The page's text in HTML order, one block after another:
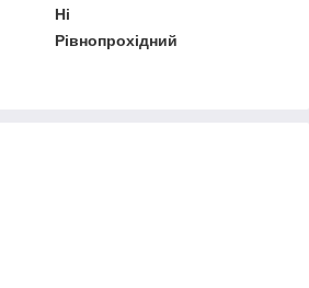
Ні
Рівнопрохідний